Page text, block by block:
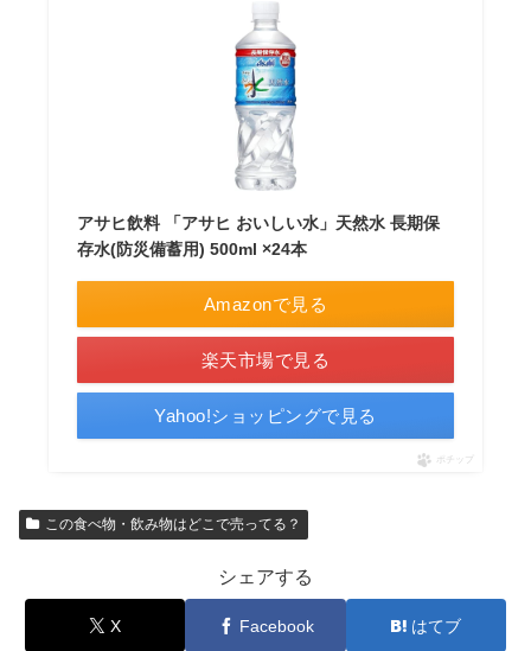
アサヒ飲料 「アサヒ おいしい水」天然水 長期保
存水(防災備蓄用) 500ml ×24本
Amazonで見る
楽天市場で見る
Yahoo!ショッピングで見る
ポチップ
この食べ物・飲み物はどこで売ってる？
シェアする
X Facebook はてブ